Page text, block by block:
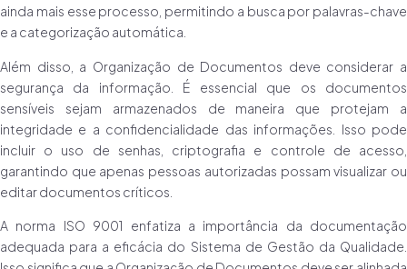
ainda mais esse processo, permitindo a busca por palavras-chave
e a categorização automática.
Além disso, a Organização de Documentos deve considerar a
segurança da informação. É essencial que os documentos
sensíveis sejam armazenados de maneira que protejam a
integridade e a confidencialidade das informações. Isso pode
incluir o uso de senhas, criptografia e controle de acesso,
garantindo que apenas pessoas autorizadas possam visualizar ou
editar documentos críticos.
A norma ISO 9001 enfatiza a importância da documentação
adequada para a eficácia do Sistema de Gestão da Qualidade.